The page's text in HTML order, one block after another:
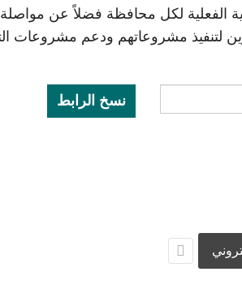
الفعلية لكل محافظة فضلاً عن مواصلة
لتنفيذ مشروعاتهم ودعم مشروعات
نسخ الرابط